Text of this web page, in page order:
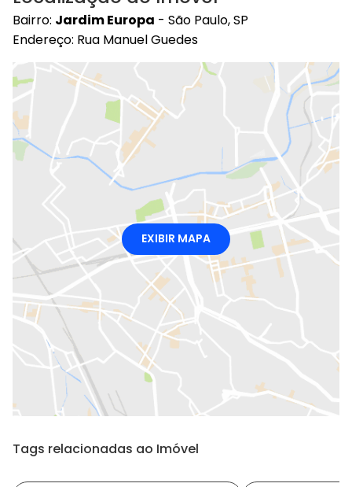
Bairro: Jardim Europa - São Paulo, SP
Endereço: Rua Manuel Guedes
EXIBIR MAPA
Tags relacionadas ao Imóvel